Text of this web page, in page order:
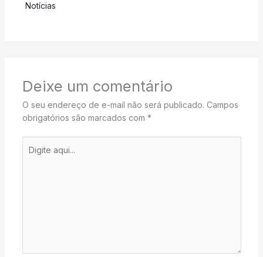
Notícias
Deixe um comentário
O seu endereço de e-mail não será publicado. Campos
obrigatórios são marcados com *
aqui...